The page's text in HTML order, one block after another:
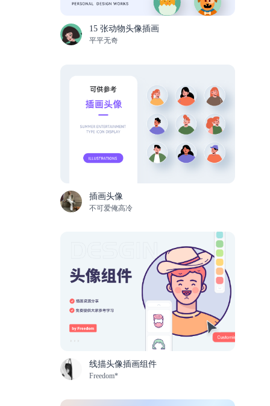
15 张动物头像插画
平平无奇
插画头像
不可爱俺高冷
线描头像插画组件
Freedom*